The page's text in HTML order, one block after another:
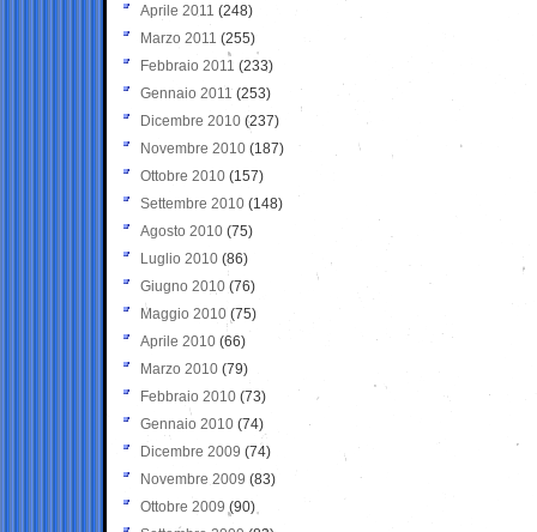
Aprile 2011 (248)
Marzo 2011 (255)
Febbraio 2011 (233)
Gennaio 2011 (253)
Dicembre 2010 (237)
Novembre 2010 (187)
Ottobre 2010 (157)
Settembre 2010 (148)
Agosto 2010 (75)
Luglio 2010 (86)
Giugno 2010 (76)
Maggio 2010 (75)
Aprile 2010 (66)
Marzo 2010 (79)
Febbraio 2010 (73)
Gennaio 2010 (74)
Dicembre 2009 (74)
Novembre 2009 (83)
Ottobre 2009 (90)